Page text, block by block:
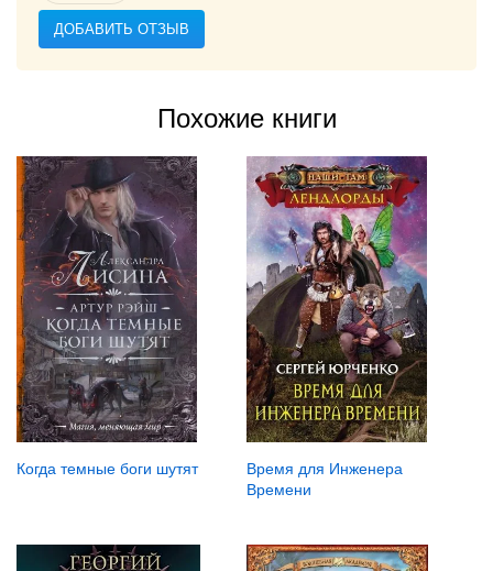
ДОБАВИТЬ ОТЗЫВ
Похожие книги
Когда темные боги шутят
Время для Инженера
Времени